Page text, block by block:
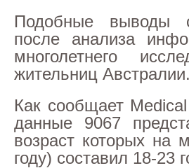
Подобные выводы
после анализа
многолетнего
жительниц Австралии.
Как сообщает
данные 9067
возраст которых на
году) составил 18-23